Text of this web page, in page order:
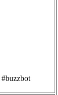
#buzzbot